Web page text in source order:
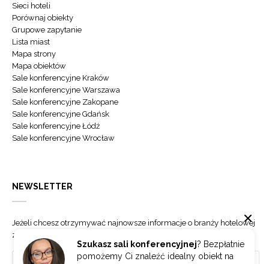
Szukasz sali konferencyjnej? Bezpłatnie
pomożemy Ci znaleźć idealny obiekt na
Sieci hoteli
Porównaj obiekty
Grupowe zapytanie
Lista miast
Mapa strony
Mapa obiektów
Sale konferencyjne Kraków
Sale konferencyjne Warszawa
Sale konferencyjne Zakopane
Sale konferencyjne Gdańsk
Sale konferencyjne Łódź
Sale konferencyjne Wrocław
NEWSLETTER
Jeżeli chcesz otrzymywać najnowsze informacje o branży hotelowej
zapisz się do naszego newslettera.